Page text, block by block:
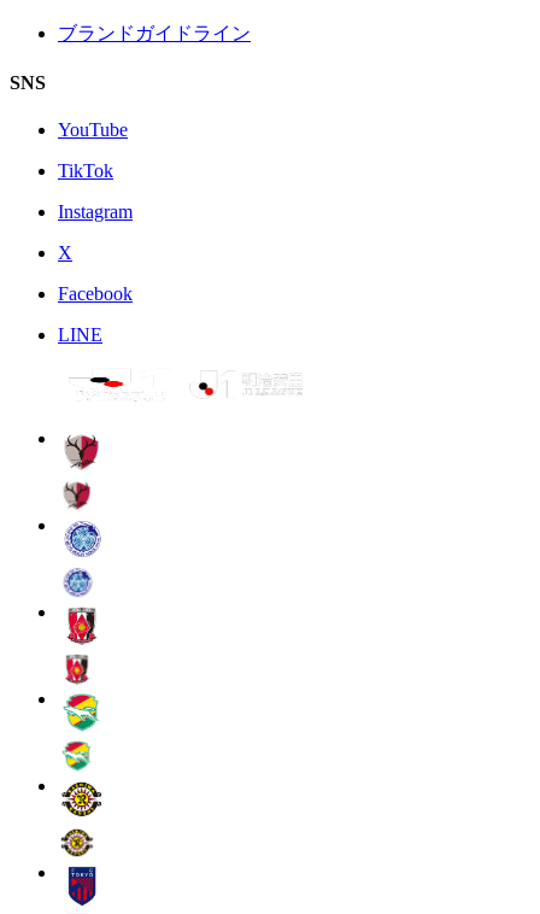
ブランドガイドライン
SNS
YouTube
TikTok
Instagram
X
Facebook
LINE